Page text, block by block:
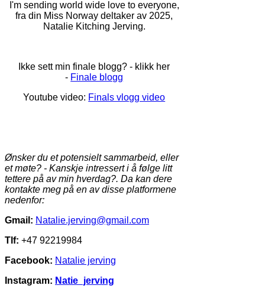
I'm sending world wide love to everyone,
fra din Miss Norway deltaker av 2025,
Natalie Kitching Jerving.
Ikke sett min finale blogg? - klikk her
- Finale blogg
Youtube video: Finals vlogg video
Ønsker du et potensielt sammarbeid, eller
et møte? - Kanskje intressert i å følge litt
tettere på av min hverdag?. Da kan dere
kontakte meg på en av disse platformene
nedenfor:
Gmail: Natalie.jerving@gmail.com
Tlf: +47 92219984
Facebook: Natalie jerving
Instagram: Natie_jerving